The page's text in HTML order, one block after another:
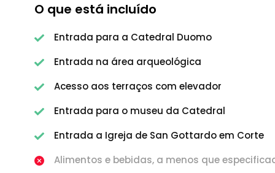
O que está incluído
Entrada para a Catedral Duomo
Entrada na área arqueológica
Acesso aos terraços com elevador
Entrada para o museu da Catedral
Entrada a Igreja de San Gottardo em Corte
Alimentos e bebidas, a menos que